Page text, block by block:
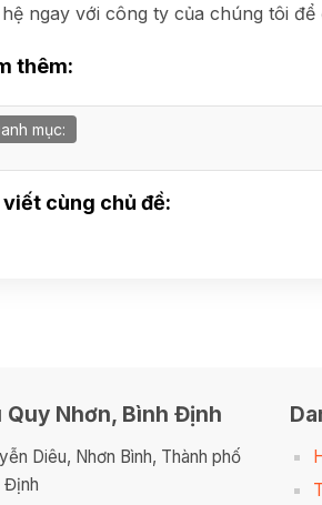
hệ ngay với công ty của chúng tôi
thêm:
mục:
viết cùng chủ đề:
Quy Nhơn, Bình Định
Diêu, Nhơn Bình, Thành phố
Định